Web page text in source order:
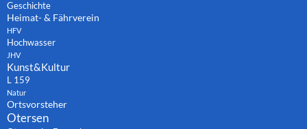
Geschichte
Heimat- & Fährverein
HFV
Hochwasser
JHV
Kunst&Kultur
L 159
Natur
Ortsvorsteher
Otersen